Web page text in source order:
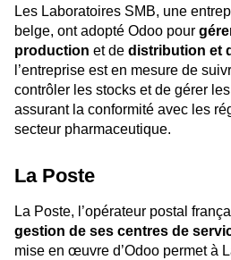
Les Laboratoires SMB, une
belge, ont adopté Odoo pour
production et de distribution et
l’entreprise est en mesure de
contrôler les stocks et de gérer
assurant la conformité avec les
secteur pharmaceutique.
La Poste
La Poste, l’opérateur postal
gestion de ses centres de
mise en œuvre d’Odoo permet à